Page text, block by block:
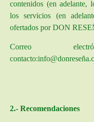
contenidos (en adelante,
los servicios (en
ofertados por DON
Correo
2.- Recomendaciones